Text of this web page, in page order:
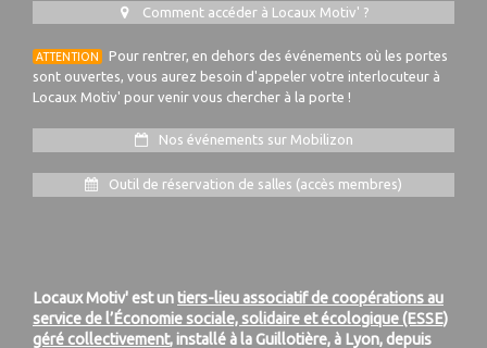
Comment accéder à Locaux Motiv' ?
ATTENTION
Pour rentrer, en dehors des événements où les portes
sont ouvertes, vous aurez besoin d'appeler votre interlocuteur à
Locaux Motiv' pour venir vous chercher à la porte !
Nos événements sur Mobilizon
Outil de réservation de salles (accès membres)
Locaux Motiv' est untiers-lieu associatif de coopérations au
service de l’Économie sociale, solidaire et écologique (ESSE)
géré collectivement, installé à la Guillotière, à Lyon, depuis